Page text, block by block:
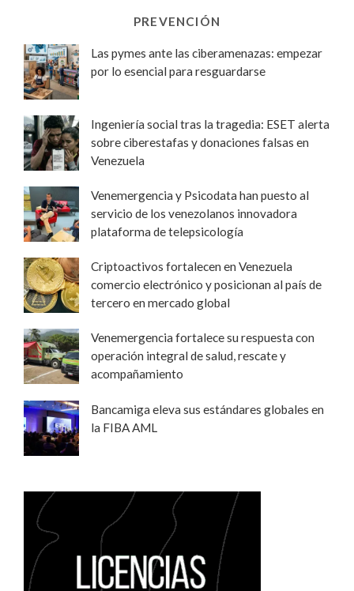
PREVENCIÓN
Las pymes ante las ciberamenazas: empezar
por lo esencial para resguardarse
Ingeniería social tras la tragedia: ESET alerta
sobre ciberestafas y donaciones falsas en
Venezuela
Venemergencia y Psicodata han puesto al
servicio de los venezolanos innovadora
plataforma de telepsicología
Criptoactivos fortalecen en Venezuela
comercio electrónico y posicionan al país de
tercero en mercado global
Venemergencia fortalece su respuesta con
operación integral de salud, rescate y
acompañamiento
Bancamiga eleva sus estándares globales en
la FIBA AML